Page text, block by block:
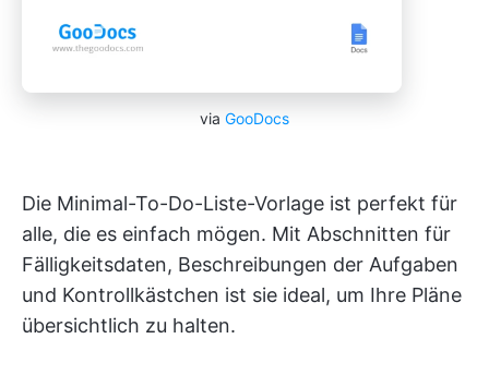
via GooDocs
Die Minimal-To-Do-Liste-Vorlage ist perfekt für
alle, die es einfach mögen. Mit Abschnitten für
Fälligkeitsdaten, Beschreibungen der Aufgaben
und Kontrollkästchen ist sie ideal, um Ihre Pläne
übersichtlich zu halten.